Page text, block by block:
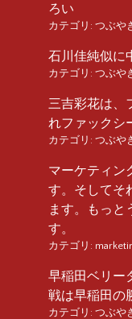
ろい
カテゴリ: つぶや
石川佳純似に
カテゴリ: つぶや
三吉彩花は、
れファックシ
カテゴリ: つぶや
マーケティン
す。そしてそ
ます。もっと
す。
カテゴリ:
早稲田ベリー
戦は早稲田の
カテゴリ: つぶや